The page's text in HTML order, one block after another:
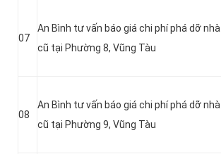
07
An Bình tư vấn báo giá chi phí phá dỡ nhà
cũ tại Phường 8, Vũng Tàu
08
An Bình tư vấn báo giá chi phí phá dỡ nhà
cũ tại Phường 9, Vũng Tàu